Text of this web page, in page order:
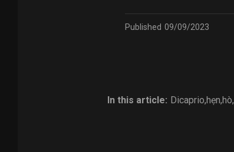
Published 09/09/2023
In this article: Dicaprio,hẹn,hò,